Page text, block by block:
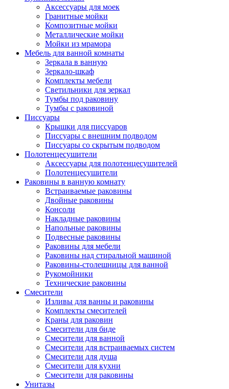
Аксессуары для моек
Гранитные мойки
Композитные мойки
Металлические мойки
Мойки из мрамора
Мебель для ванной комнаты
Зеркала в ванную
Зеркало-шкаф
Комплекты мебели
Светильники для зеркал
Тумбы под раковину
Тумбы с раковиной
Писсуары
Крышки для писсуаров
Писсуары с внешним подводом
Писсуары со скрытым подводом
Полотенцесушители
Аксессуары для полотенцесушителей
Полотенцесушители
Раковины в ванную комнату
Встраиваемые раковины
Двойные раковины
Консоли
Накладные раковины
Напольные раковины
Подвесные раковины
Раковины для мебели
Раковины над стиральной машиной
Раковины-столешницы для ванной
Рукомойники
Технические раковины
Смесители
Изливы для ванны и раковины
Комплекты смесителей
Краны для раковин
Смесители для биде
Смесители для ванной
Смесители для встраиваемых систем
Смесители для душа
Смесители для кухни
Смесители для раковины
Унитазы